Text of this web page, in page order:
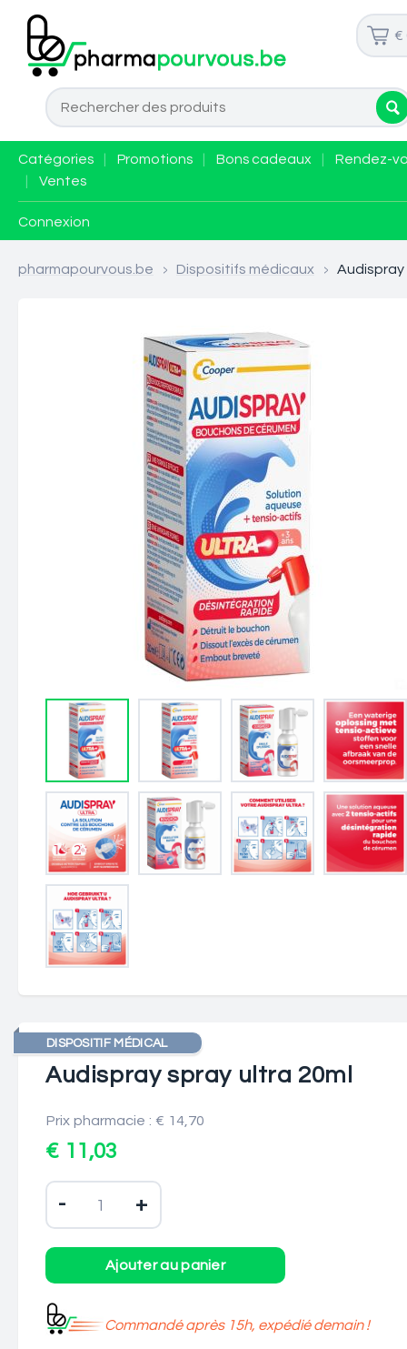
€
Catégories Promotions Bons cadeaux
Rendez-
Ventes
Connexion
pharmapourvous.be > Dispositifs médicaux > Audispray
DISPOSITIF MÉDICAL
Audispray spray ultra 20ml
Prix pharmacie : € 14,70
€ 11,03
- +
Commandé après 15h, expédié demain !